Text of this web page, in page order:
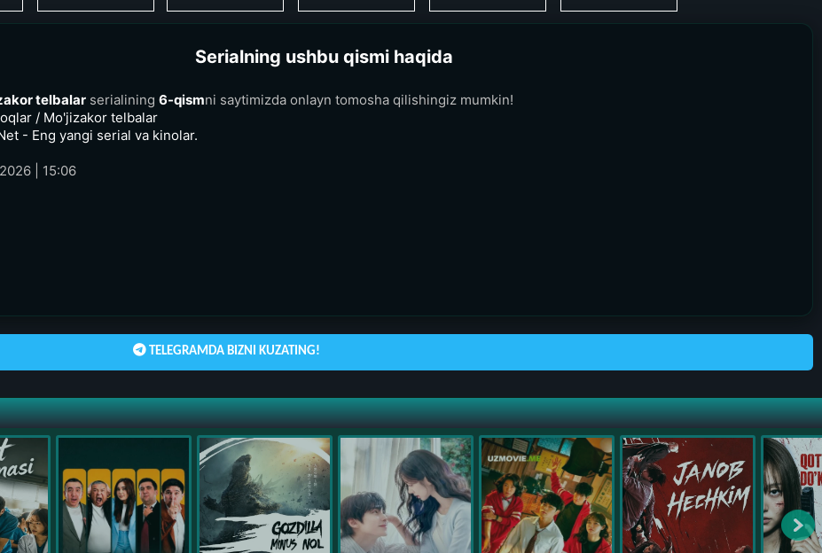
Serialning ushbu qismi haqida
telbalar serialining 6-qismni saytimizda onlayn tomosha qilishingiz mumkin!
/ Mo'jizakor telbalar
- Eng yangi serial va kinolar.
| 15:06
TELEGRAMDA BIZNI KUZATING!